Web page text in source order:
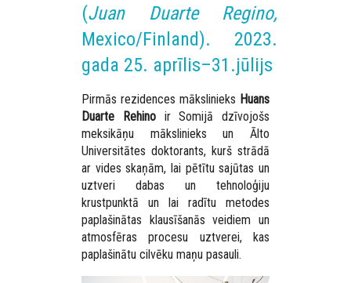
(Juan Duarte Regino,
Mexico/Finland). 2023.
gada 25. aprīlis–31.jūlijs
Pirmās rezidences mākslinieks Huans
Duarte Rehinoir Somijā dzīvojošs
meksikāņu mākslinieks un Ālto
Universitātes doktorants, kurš strādā
ar vides skaņām, lai pētītu sajūtas un
uztveri dabas un tehnoloģiju
krustpunktā un lai radītu metodes
paplašinātas klausīšanās veidiem un
atmosfēras procesu uztverei, kas
paplašinātu cilvēku maņu pasauli.